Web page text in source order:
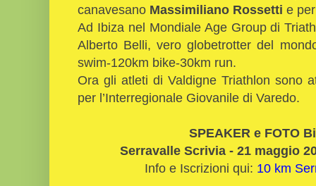
canavesano Massimiliano Rossetti e
Ad Ibiza nel Mondiale Age Group di
Alberto Belli, vero globetrotter del
swim-120km bike-30km run.
Ora gli atleti di Valdigne Triathlon sono
per l’Interregionale Giovanile di Varedo.
SPEAKER e FOTO
Serravalle Scrivia - 21 maggio
Info e Iscrizioni qui: 10 km